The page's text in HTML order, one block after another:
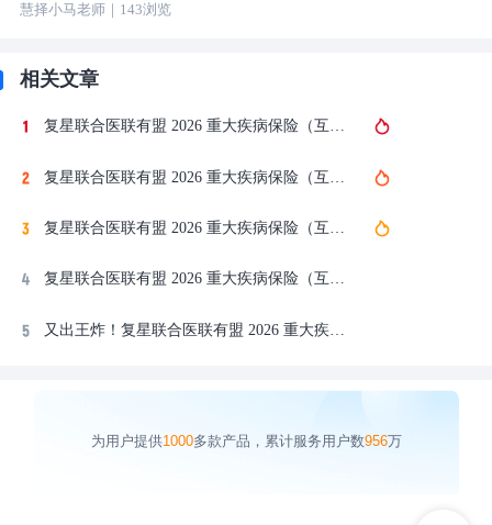
慧择小马老师｜ 143浏览
相关文章
复星联合医联有盟 2026 重大疾病保险（互联网）哪里买？手把手教你投保，附注意事项！
复星联合医联有盟 2026 重大疾病保险（互联网）怎么买？在哪买？官方投保入口在这咨询！
又出王炸！复星联合医联有盟 2026 重大疾病保险（互联网），买前注意这7点！官方投保入口在这！
为用户提供1000多款产品，累计服务用户数956万